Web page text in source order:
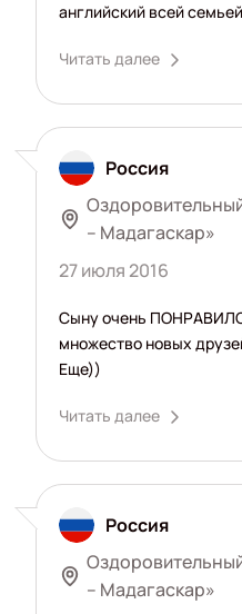
английский всей
Читать далее
Россия
– Мадагаскар»
27 июля 2016
Сыну очень
множество новых
Еще))
Читать далее
Россия
– Мадагаскар»